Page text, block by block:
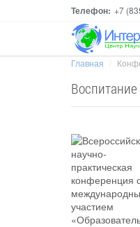
Телефон: +7
Главная